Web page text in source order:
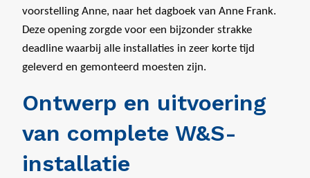
voorstelling Anne, naar het dagboek van Anne Frank.
Deze opening zorgde voor een bijzonder strakke
deadline waarbij alle installaties in zeer korte tijd
geleverd en gemonteerd moesten zijn.
Ontwerp en uitvoering
van complete W&S-
installatie